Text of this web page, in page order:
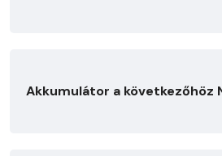
Akkumulátor a következőhöz